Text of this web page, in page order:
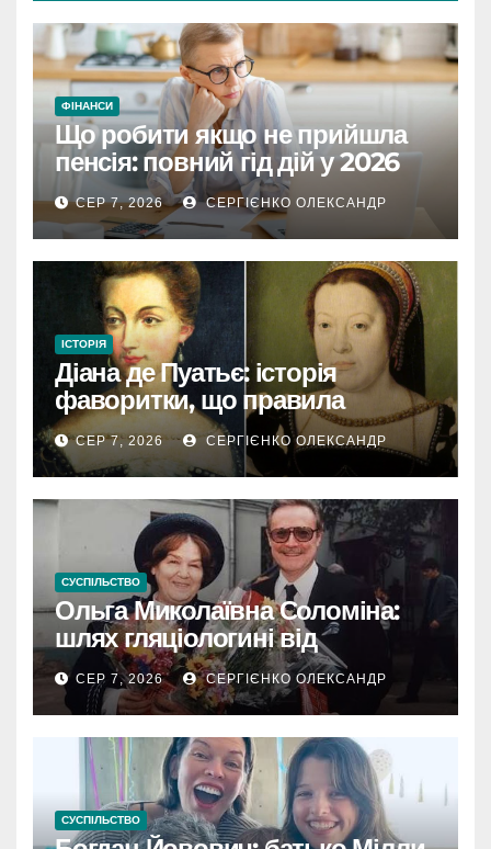
ФІНАНСИ
Що робити якщо не прийшла
пенсія: повний гід дій у 2026
роціСЕР 7, 2026 СЕРГІЄНКО ОЛЕКСАНДР
ІСТОРІЯ
Діана де Пуатьє: історія
фаворитки, що правила
Францією
СЕР 7, 2026 СЕРГІЄНКО ОЛЕКСАНДР
СУСПІЛЬСТВО
Ольга Миколаївна Соломіна:
шлях гляціологині від
експедиційної кухарки до
директора Інституту географії
РАН
СЕР 7, 2026 СЕРГІЄНКО ОЛЕКСАНДР
СУСПІЛЬСТВО